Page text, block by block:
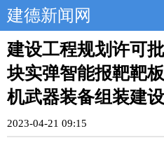
建德新闻网
建设工程规划许可
块实弹智能报靶靶
机武器装备组装建设
2023-04-21 09:15